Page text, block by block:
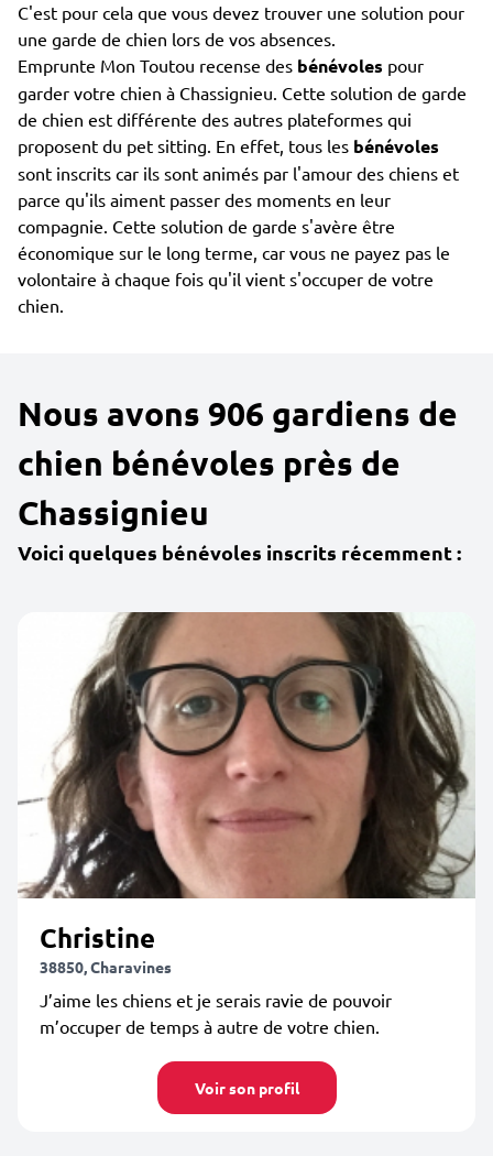
C'est pour cela que vous devez trouver une solution pour
une garde de chien lors de vos absences.
Emprunte Mon Toutou recense des bénévoles pour
garder votre chien à Chassignieu. Cette solution de garde
de chien est différente des autres plateformes qui
proposent du pet sitting. En effet, tous les bénévoles
sont inscrits car ils sont animés par l'amour des chiens et
parce qu'ils aiment passer des moments en leur
compagnie. Cette solution de garde s'avère être
économique sur le long terme, car vous ne payez pas le
volontaire à chaque fois qu'il vient s'occuper de votre
chien.
Nous avons 906 gardiens de
chien bénévoles près de
Chassignieu
Voici quelques bénévoles inscrits récemment :
Christine
38850, Charavines
J’aime les chiens et je serais ravie de pouvoir
m’occuper de temps à autre de votre chien.
Voir son profil